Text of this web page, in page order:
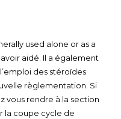
used alone or as a
aidé. Il a également
des stéroïdes
règlementation. Si
vous rendre à la section
la coupe cycle de